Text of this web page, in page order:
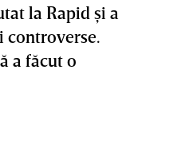
la Rapid şi a
controverse.
a făcut o